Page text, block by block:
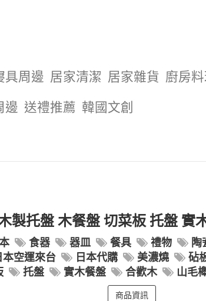
具周邊 居家清潔 居家雜貨 廚房
邊 送禮推薦 韓國文創
製托盤 木餐盤 切菜板 托盤 實
食器 器皿 餐具 禮物 陶
本空運來台
日本代購 美濃燒 砧
托盤 實木餐盤 合歡木 山毛
商品資訊